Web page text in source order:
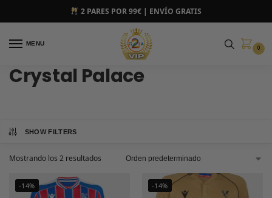
2 PARES POR 99€ | ENVÍO GRATIS
MENU
0
Crystal Palace
SHOW FILTERS
Mostrando los 2 resultados
-14% -14%